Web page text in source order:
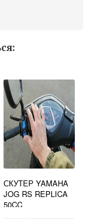
СКУТЕР YAMAHA
JOG RS REPLICA
50CC